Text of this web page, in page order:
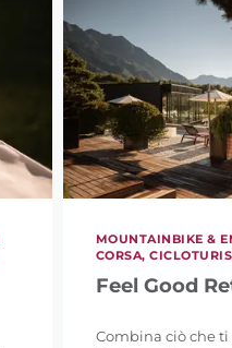
MOUNTAINBIKE &
CORSA,
Feel Good
Combina ciò che ti